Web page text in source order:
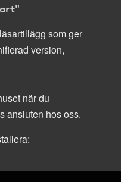
som ger
version,
när du
ansluten hos oss.